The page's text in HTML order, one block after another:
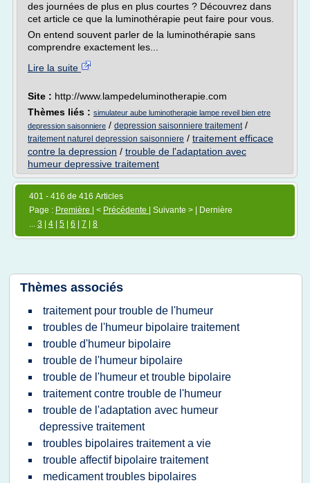
des journées de plus en plus courtes ? Découvrez dans
cet article ce que la luminothérapie peut faire pour vous.
On entend souvent parler de la luminothérapie sans
comprendre exactement les...
Lire la suite
Site : http://www.lampedeluminotherapie.com
Thèmes liés : simulateur aube luminotherapie lampe reveil bien etre
depression saisonniere / depression saisonniere traitement/
traitement naturel depression saisonniere / traitement efficace
contre la depression / trouble de l'adaptation avec
humeur depressive traitement
401 - 416 de 416 Articles
Page : Première | < Précédente
| Suivante > | Dernière
... 3 4 5 6 7 8
Thèmes associés
traitement pour trouble de l'humeur
troubles de l'humeur bipolaire traitement
trouble d'humeur bipolaire
trouble de l'humeur bipolaire
trouble de l'humeur et trouble bipolaire
traitement contre trouble de l'humeur
trouble de l'adaptation avec humeur
depressive traitement
troubles bipolaires traitement a vie
trouble affectif bipolaire traitement
medicament troubles bipolaires